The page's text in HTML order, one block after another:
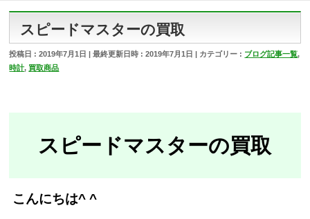
スピードマスターの買取
投稿日 : 2019年7月1日 最終更新日時 : 2019年7月1日 カテゴリー : ブログ記事一覧,
時計, 買取商品
スピードマスターの買取
こんにちは^ ^